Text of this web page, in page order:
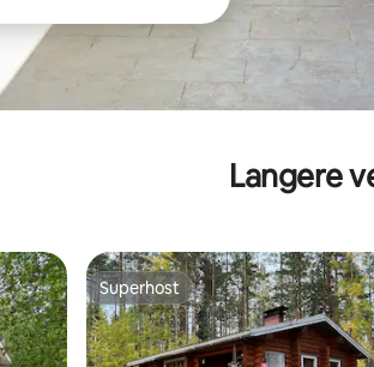
Langere
Superhost
Superhost